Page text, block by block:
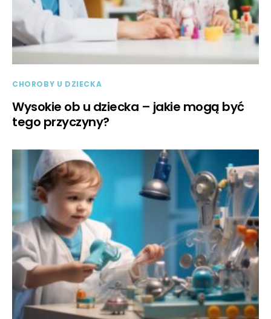
CHOROBY U DZIECKA
Wysokie ob u dziecka – jakie mogą być
tego przyczyny?